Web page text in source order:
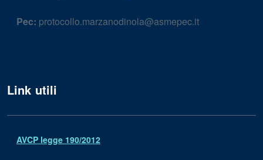
Pec: protocollo.marzanodinola@asmepec.it
Link utili
AVCP legge 190/2012